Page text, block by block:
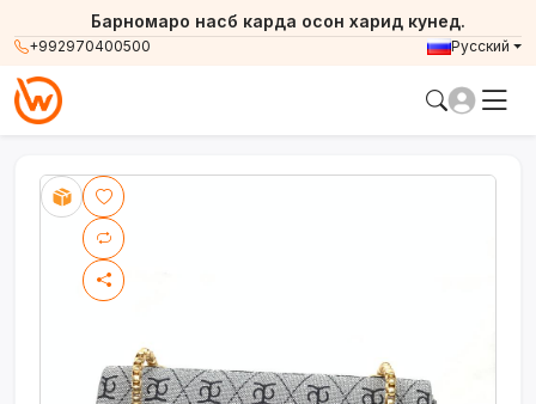
+992970400500
Барномаро насб карда осон харид кунед.
Русский